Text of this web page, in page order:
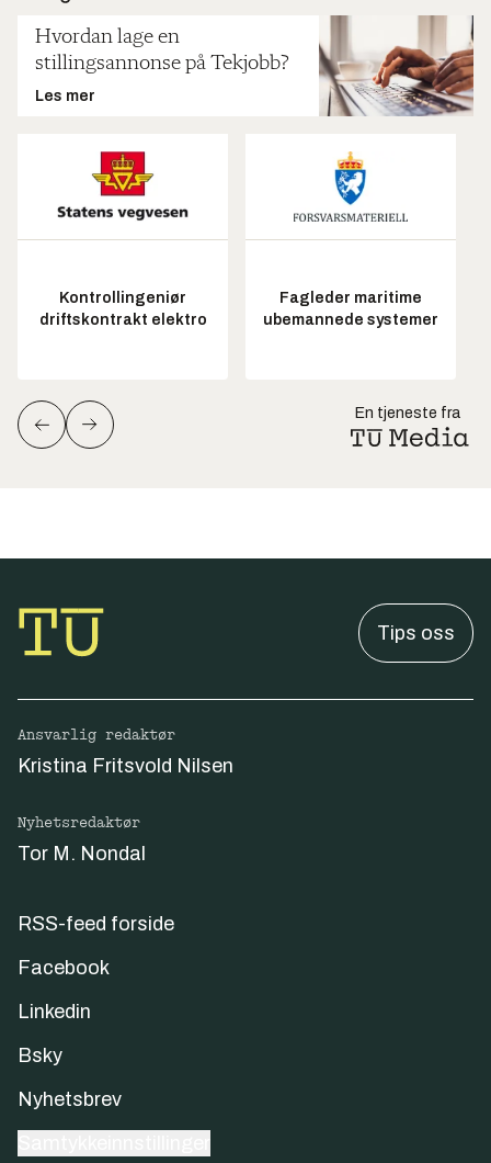
Hvordan lage en
stillingsannonse på Tekjobb?
Les mer
Kontrollingeniør
driftskontrakt elektro
Fagleder maritime
ubemannede systemer
En tjeneste fra
Tips oss
Ansvarlig redaktør
Kristina Fritsvold Nilsen
Nyhetsredaktør
Tor M. Nondal
RSS-feed forside
Facebook
Linkedin
Bsky
Nyhetsbrev